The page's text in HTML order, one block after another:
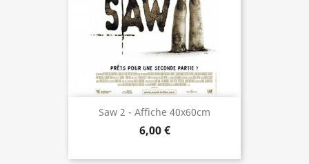
Saw 2 - Affiche 40x60cm
6,00 €